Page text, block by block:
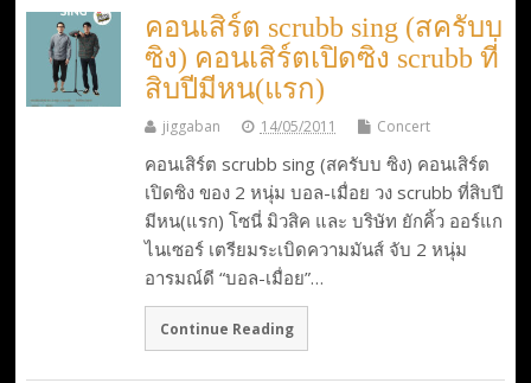
คอนเสิร์ต scrubb sing (สครับบ
ซิง) คอนเสิร์ตเปิดซิง scrubb ที่
สิบปีมีหน(แรก)
jiggaban 14/05/2011 Concert
คอนเสิร์ต scrubb sing (สครับบ ซิง) คอนเสิร์ต
เปิดซิง ของ 2 หนุ่ม บอล-เมื่อย วง scrubb ที่สิบปี
มีหน(แรก) โซนี่ มิวสิค และ บริษัท ยักคิ้ว ออร์แก
ไนเซอร์ เตรียมระเบิดความมันส์ จับ 2 หนุ่ม
อารมณ์ดี “บอล-เมื่อย”…
Continue Reading